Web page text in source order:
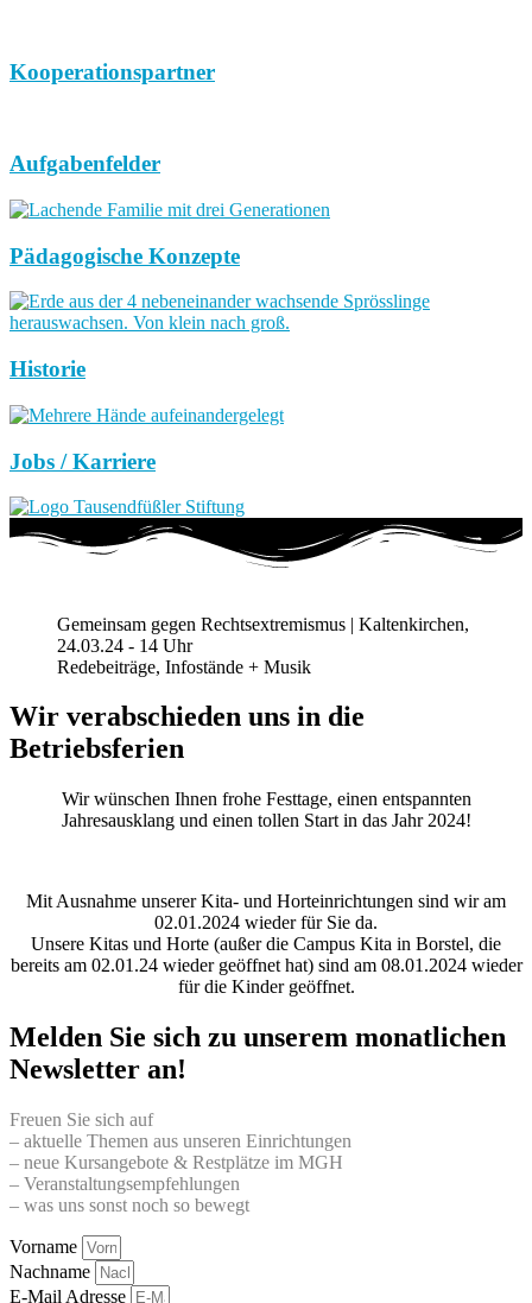
Kooperationspartner
Aufgabenfelder
Pädagogische Konzepte
Historie
Jobs / Karriere
Gemeinsam gegen Rechtsextremismus | Kaltenkirchen,
24.03.24 - 14 Uhr
Redebeiträge, Infostände + Musik
Wir verabschieden uns in die
Betriebsferien
Wir wünschen Ihnen frohe Festtage, einen entspannten
Jahresausklang und einen tollen Start in das Jahr 2024!
Mit Ausnahme unserer Kita- und Horteinrichtungen sind wir am
02.01.2024 wieder für Sie da.
Unsere Kitas und Horte (außer die Campus Kita in Borstel, die
bereits am 02.01.24 wieder geöffnet hat) sind am 08.01.2024 wieder
für die Kinder geöffnet.
Melden Sie sich zu unserem monatlichen
Newsletter an!
Freuen Sie sich auf
– aktuelle Themen aus unseren Einrichtungen
– neue Kursangebote & Restplätze im MGH
– Veranstaltungsempfehlungen
– was uns sonst noch so bewegt
Vorname
Nachname
E-Mail Adresse